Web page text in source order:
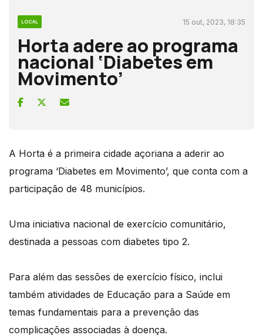
LOCAL 15 out, 2023, 18:35
Horta adere ao programa
nacional ‘Diabetes em
Movimento’
A Horta é a primeira cidade açoriana a aderir ao
programa ‘Diabetes em Movimento’, que conta com a
participação de 48 municípios.
Uma iniciativa nacional de exercício comunitário,
destinada a pessoas com diabetes tipo 2.
Para além das sessões de exercício físico, inclui
também atividades de Educação para a Saúde em
temas fundamentais para a prevenção das
complicações associadas à doença.